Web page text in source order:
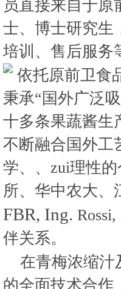
员直接来自于
士、博士研究生
培训、售后服务
依托原前卫食
秉承“国外广泛
十多条果蔬酱生
不断融合国外工
学、、zui理性
所、华中农大、
FBR, Ing.
伴关系。
在青梅浓缩汁
的全面技术合作